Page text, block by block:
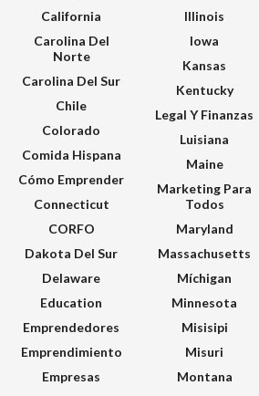
California
Carolina Del
Norte
Carolina Del Sur
Chile
Colorado
Comida Hispana
Cómo Emprender
Connecticut
CORFO
Dakota Del Sur
Delaware
Education
Emprendedores
Emprendimiento
Empresas
Illinois
Iowa
Kansas
Kentucky
Legal Y Finanzas
Luisiana
Maine
Marketing Para
Todos
Maryland
Massachusetts
Míchigan
Minnesota
Misisipi
Misuri
Montana